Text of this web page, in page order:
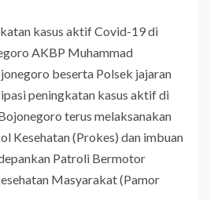
kasus aktif Covid-19 di
AKBP Muhammad
beserta Polsek jajaran
peningkatan kasus aktif di
terus melaksanakan
Kesehatan (Prokes) dan imbuan
Patroli Bermotor
Masyarakat (Pamor